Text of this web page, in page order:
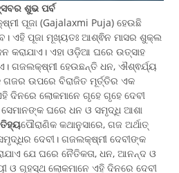
ଶୁଭ ପର୍ବ
ପୂଜା (Gajalaxmi Puja) ହେଉଛି
ଏହି ପୂଜା ମୂଖ୍ୟତଃ ଆଶ୍ଵିନ ମାସର ଶୁକ୍ଲ
କରାଯାଏ। ଏହା ଓଡ଼ିଆ ଘରେ ଉତ୍ସାହ
ଗଜଲକ୍ଷ୍ମୀ ହେଉଛନ୍ତି ଧନ, ଐଶ୍ଵର୍ଯ୍ୟ
ଉପରେ ବିରାଜିତ ମୂର୍ତ୍ତିର ଏକ
ଦିନରେ ଲୋକମାନେ ଗୃହେ ଗୃହେ ଦେବୀ
ଘରେ ଧନ ଓ ସମୃଦ୍ଧି ଆଶା
ପୌରାଣିକ କଥାନୁସାରେ, ଗଜ ଅର୍ଥାତ୍
ଦେବୀ। ଗଜଲକ୍ଷ୍ମୀ ଦେବୀଙ୍କ
ଯେ ଘରେ ନୈତିକତା, ଧନ, ଆନନ୍ଦ ଓ
ଓ ଗୃହସ୍ଥ ଲୋକମାନେ ଏହି ଦିନରେ ଦେବୀ